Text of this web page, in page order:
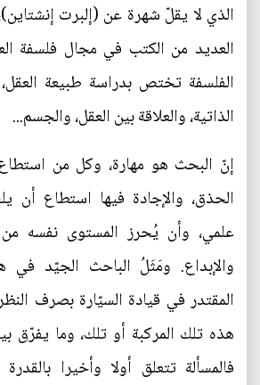
الذي لا يقلّ شهرة عن (إلبرت
العديد من الكتب في مجال فلسفة
الفلسفة تختص بدراسة طبيعة
الذاتية، والعلاقة بين العقل، والجسم...
إنّ البحث هو مهارة، وكل من
الحذق، والإجادة فيها استطاع أن
علمي، وأن يُحرز المستوى نفسه من
والإبداع. ومَثَلُ الباحث الجيّد
المقتدر في قيادة السيّارة بصرف
هذه تلك المركبة أو تلك، وما يفرّق
فالمسألة تتعلق أولا وأخيرا